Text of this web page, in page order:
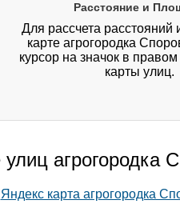
Расстояние и
Для рассчета расстояний
карте агрогородка
курсор на значок в
карты улиц.
агрогородка
Яндекс карта агрогородка